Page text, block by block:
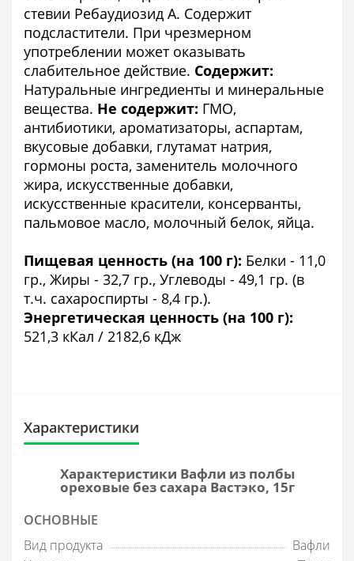
стевии Ребаудиозид А. Содержит
подсластители. При чрезмерном
употреблении может оказывать
слабительное действие. Содержит:
Натуральные ингредиенты и минеральные
вещества. Не содержит: ГМО,
антибиотики, ароматизаторы, аспартам,
вкусовые добавки, глутамат натрия,
гормоны роста, заменитель молочного
жира, искусственные добавки,
искусственные красители, консерванты,
пальмовое масло, молочный белок, яйца.
Пищевая ценность (на 100 г): Белки - 11,0
гр., Жиры - 32,7 гр., Углеводы - 49,1 гр. (в
т.ч. сахароспирты - 8,4 гр.).
Энергетическая ценность (на 100 г):
521,3 кКал / 2182,6 кДж
Характеристики
Характеристики Вафли из полбы
ореховые без сахара Вастэко, 15г
ОСНОВНЫЕ
Вид продукта
Вафли